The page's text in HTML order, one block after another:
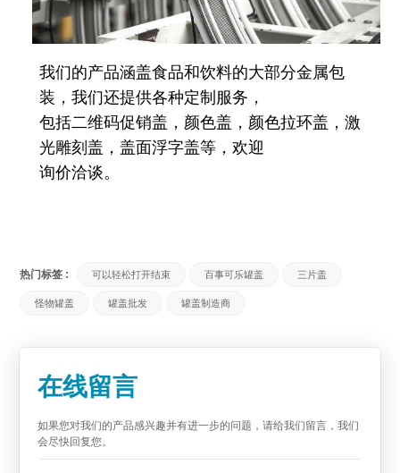
我们的产品涵盖食品和饮料的大部分金属包
装，我们还提供各种定制服务，
包括二维码促销盖，颜色盖，颜色拉环盖，激
光雕刻盖，盖面浮字盖等，欢迎
询价洽谈。
热门标签 : 可以轻松打开结束 百事可乐罐盖 三片盖
怪物罐盖 罐盖批发 罐盖制造商
在线留言
如果您对我们的产品感兴趣并有进一步的问题，请给我们留言，我们
会尽快回复您。